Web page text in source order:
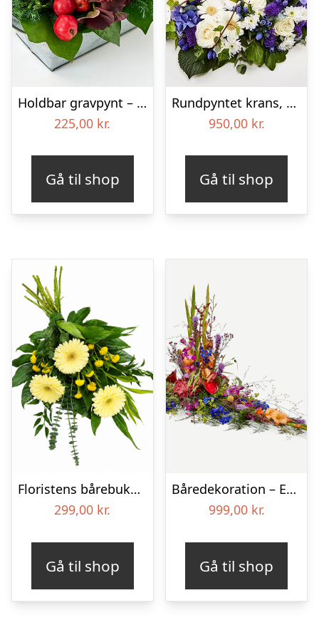
Holdbar gravpynt – Blomster til begravelse
225,00 kr.
Gå til shop
Rundpyntet krans, blå og hvid – Blomster til begravelse
950,00 kr.
Gå til shop
Floristens bårebuket – Smukt minde
299,00 kr.
Gå til shop
Båredekoration – Et farverigt farvel
999,00 kr.
Gå til shop